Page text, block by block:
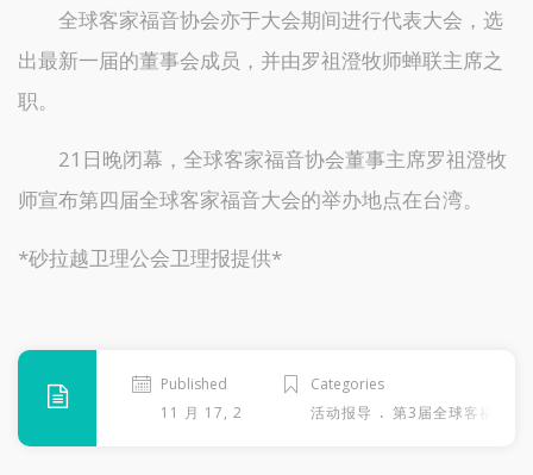
全球客家福音协会亦于大会期间进行代表大会，选
出最新一届的董事会成员，并由罗祖澄牧师蝉联主席之
职。
21日晚闭幕，全球客家福音协会董事主席罗祖澄牧
师宣布第四届全球客家福音大会的举办地点在台湾。
*砂拉越卫理公会卫理报提供*
Published
11 月 17, 2013
Categories
活动报导 . 第3届全球客福大会